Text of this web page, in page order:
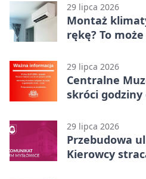
29 lipca 2026
Montaż
rękę? To
29 lipca 2026
Centralne
skróci
29 lipca 2026
Przebudowa
Kierowcy